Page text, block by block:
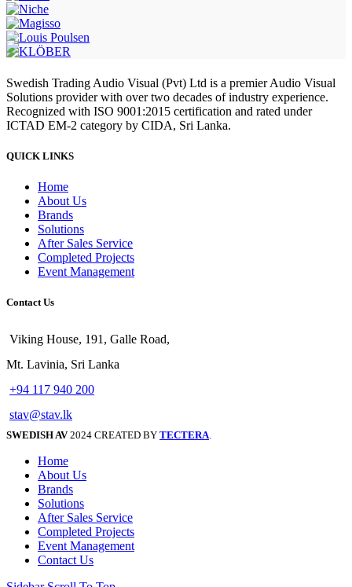
Swedish Trading Audio Visual (Pvt) Ltd is a premier Audio Visual
Solutions provider with over two decades of industry experience.
Recognized with ISO 9001:2015 certification and rated under
ICTAD EM-2 category by CIDA, Sri Lanka.
QUICK LINKS
Home
About Us
Brands
Solutions
After Sales Service
Completed Projects
Event Management
Contact Us
Viking House, 191, Galle Road,
Mt. Lavinia, Sri Lanka
+94 117 940 200
stav@stav.lk
SWEDISH AV 2024 CREATED BY TECTERA
Home
About Us
Brands
Solutions
After Sales Service
Completed Projects
Event Management
Contact Us